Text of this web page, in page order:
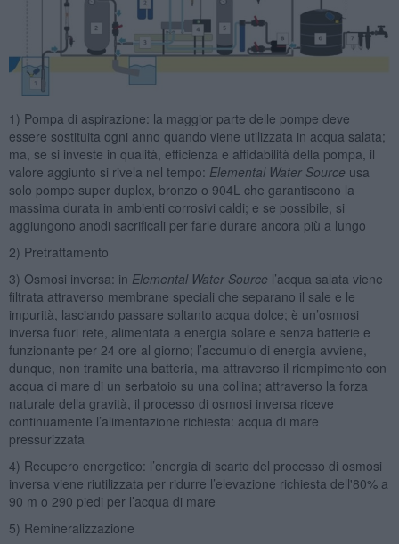
1) Pompa di aspirazione: la maggior parte delle pompe deve
essere sostituita ogni anno quando viene utilizzata in acqua salata;
ma, se si investe in qualità, efficienza e affidabilità della pompa, il
valore aggiunto si rivela nel tempo: Elemental Water Source usa
solo pompe super duplex, bronzo o 904L che garantiscono la
massima durata in ambienti corrosivi caldi; e se possibile, si
aggiungono anodi sacrificali per farle durare ancora più a lungo
2) Pretrattamento
3) Osmosi inversa: in Elemental Water Source l’acqua salata viene
filtrata attraverso membrane speciali che separano il sale e le
impurità, lasciando passare soltanto acqua dolce; è un’osmosi
inversa fuori rete, alimentata a energia solare e senza batterie e
funzionante per 24 ore al giorno; l’accumulo di energia avviene,
dunque, non tramite una batteria, ma attraverso il riempimento con
acqua di mare di un serbatoio su una collina; attraverso la forza
naturale della gravità, il processo di osmosi inversa riceve
continuamente l’alimentazione richiesta: acqua di mare
pressurizzata
4) Recupero energetico: l’energia di scarto del processo di osmosi
inversa viene riutilizzata per ridurre l’elevazione richiesta dell'80% a
90 m o 290 piedi per l’acqua di mare
5) Remineralizzazione